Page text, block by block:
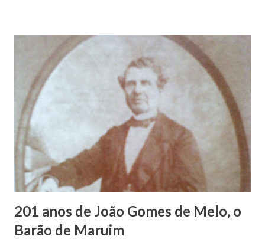
infância pobre, João Vieira não pôde se dedicar aos
estudos, e então passou a colocar o trabalho em primeiro
plano para auxiliar na renda familiar. No comércio foi
garçon, dono de bar, de armarinho e depois de uma
panificação. “Ao contrário de muitos, que renegam suas
raízes e procuram obscurecer seu passado, orgulhava-se
em defender o pão como garçon, tendo incontáveis vezes
que trabalhar copiosamente fora de seu horário normal em
trocas de gorjetas que c...
201 anos de João Gomes de Melo, o
Barão de Maruim